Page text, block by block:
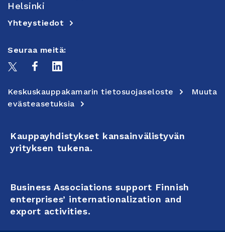
Helsinki
Yhteystiedot
Seuraa meitä:
Keskuskauppakamarin tietosuojaseloste
Muuta
evästeasetuksia
Kauppayhdistykset kansainvälistyvän
yrityksen tukena.
Business Associations support Finnish
enterprises’ internationalization and
export activities.